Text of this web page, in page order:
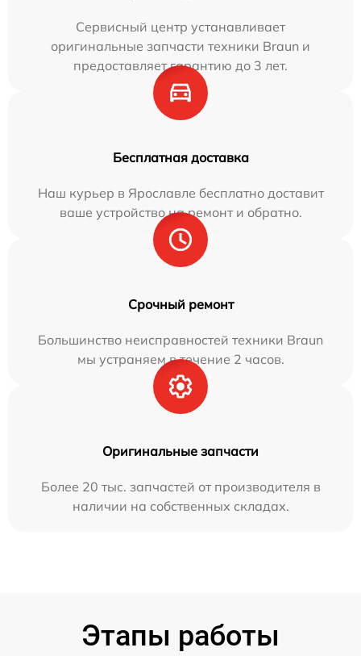
Сервисный центр устанавливает
оригинальные запчасти техники Braun и
предоставляет гарантию до 3 лет.
Бесплатная доставка
Наш курьер в Ярославле бесплатно доставит
ваше устройство на ремонт и обратно.
Срочный ремонт
Большинство неисправностей техники Braun
мы устраняем в течение 2 часов.
Оригинальные запчасти
Более 20 тыс. запчастей от производителя в
наличии на собственных складах.
Этапы работы